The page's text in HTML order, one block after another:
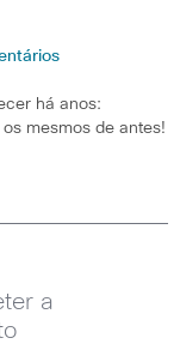
há anos:
mesmos de antes!
a